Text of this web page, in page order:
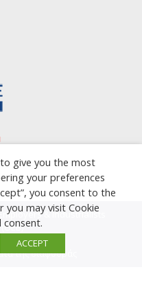
& Industrialists
Cookie Policy
της διαφθοράς
give you the most
your preferences
you consent to the
you may visit Cookie
ACCEPT